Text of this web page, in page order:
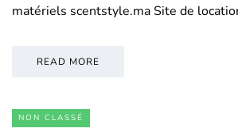
matériels scentstyle.ma Site de
READ MORE
NON CLASSÉ